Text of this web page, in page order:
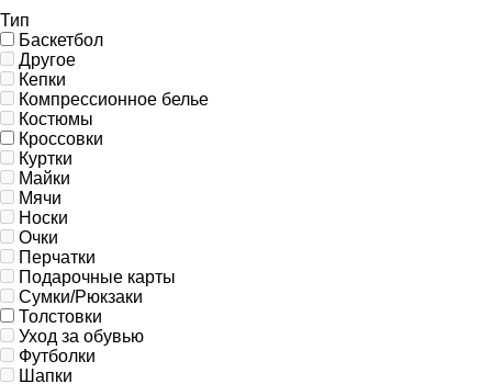
Тип
Баскетбол
Другое
Кепки
Компрессионное белье
Костюмы
Кроссовки
Куртки
Майки
Мячи
Носки
Очки
Перчатки
Подарочные карты
Сумки/Рюкзаки
Толстовки
Уход за обувью
Футболки
Шапки